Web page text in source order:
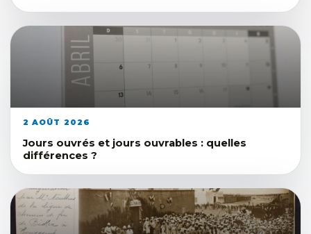
2 AOÛT 2026
Jours ouvrés et jours ouvrables : quelles
différences ?